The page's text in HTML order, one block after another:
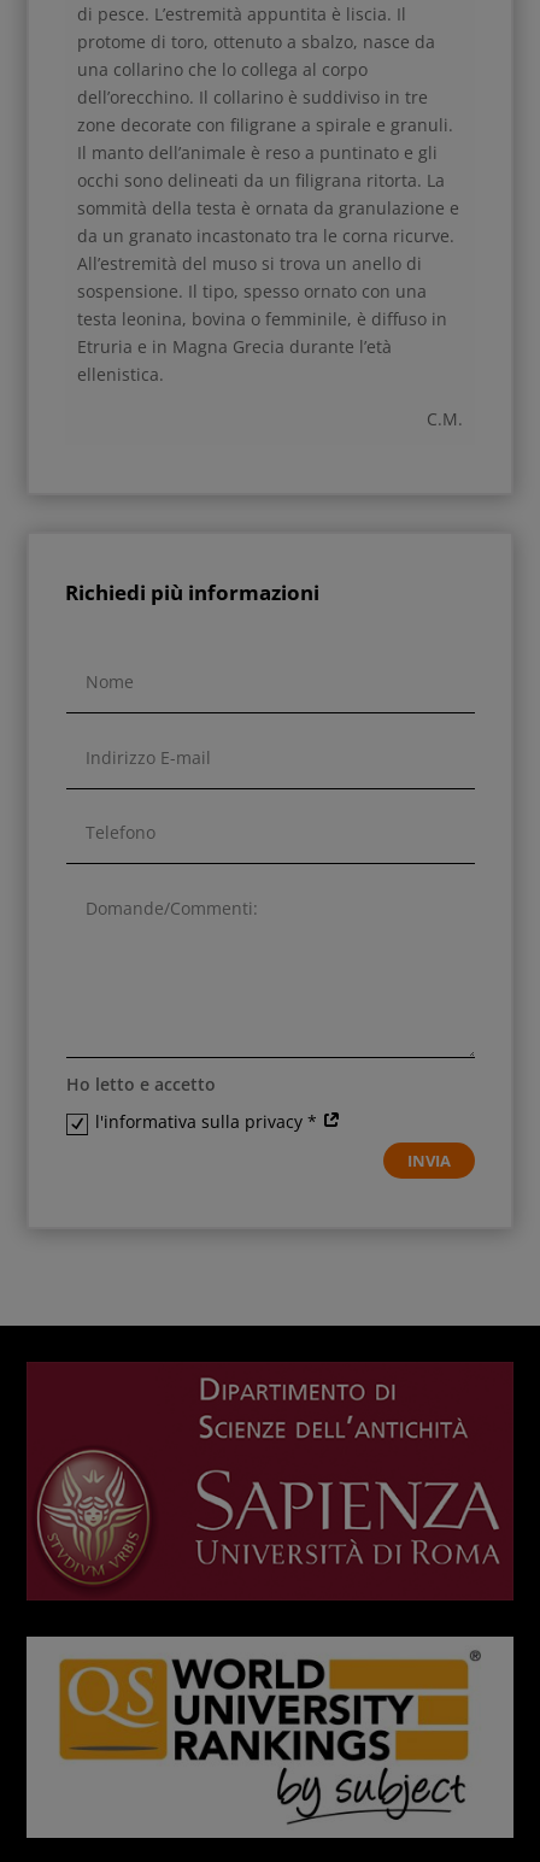
di pesce. L’estremità appuntita è liscia. Il
protome di toro, ottenuto a sbalzo, nasce da
una collarino che lo collega al corpo
dell’orecchino. Il collarino è suddiviso in tre
zone decorate con filigrane a spirale e granuli.
Il manto dell’animale è reso a puntinato e gli
occhi sono delineati da un filigrana ritorta. La
sommità della testa è ornata da granulazione e
da un granato incastonato tra le corna ricurve.
All’estremità del muso si trova un anello di
sospensione. Il tipo, spesso ornato con una
testa leonina, bovina o femminile, è diffuso in
Etruria e in Magna Grecia durante l’età
ellenistica.
C.M.
Richiedi più informazioni
Ho letto e accetto
l'informativa sulla privacy *
INVIA